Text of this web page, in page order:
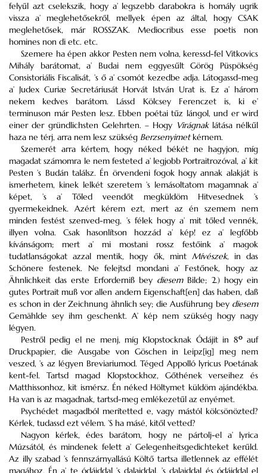
felyűl azt cselekszik, hogy a’ legszebb darabokra is homály ugrik
vissza a’ meglehetősekről, mellyek épen az által, hogy CSAK
meglehetősek, már ROSSZAK. Mediocribus esse poetis non
homines non di etc. etc.
Szemere ha épen akkor Pesten nem volna, keressd-fel Vitkovics
Mihály barátomat, a’ Budai nem eggyesűlt Görög Püspökség
Consistoriális Fiscalisát, ’s ő a’ csomót kezedbe adja. Látogassd-meg
a’ Judex Curiæ Secretáriusát Horvát István Urat is. Ez a’ három
nekem kedves barátom. Lássd Kölcsey Ferenczet is, ki e’
terminuson már Pesten lesz. Ebben poétai tűz lángol, und er wird
einer der gründlichsten Gelehrten. – Hogy Virágnaklátása nélkűl
haza ne térj, arra nem lesz szükség Berzsenyimetkérnem.
Szemerét arra kértem, hogy néked békét ne hagyjon, míg
magadat számomra le nem festeted a’ legjobb Portraitrozóval, a’ kit
Pesten ’s Budán találsz. Én örvendeni fogok hogy annak alakját is
ismerhetem, kinek lelkét szeretem ’s lemásoltatom magamnak a’
képet, ’s a’ Tőled veendőt megküldöm Hitvesednek ’s
gyermekeidnek. Azért kérem ezt, mert az én szemem nem
minden festést szenved-meg, ’s félek hogy a’ mit tőled vennék,
illyen volna. Csak hasonlítson hozzád a’ kép! ez a’ legfőbb
kívánságom; mert a’ mi mostani rossz festőink a’ magok
tudatlanságokat azzal mentik, hogy ők, mint Mívészek, in das
Schönere festenek. Ne felejtsd mondani a’ Festőnek, hogy az
Ähnlichkeit das erste Erforderniß bey diesemBilde; 2.) hogy ein
gutes Portrait muß vor allen andern Eigenschaft[en] das haben, daß
es schon in der Zeichnung ähnlich sey; die Ausführung bey diesem
Gemählde sey ihm geschenkt. A’ kép nem szükség hogy nagy
légyen.
Pestről pedig el ne menj, míg Klopstocknak Ódájit in 8oauf
Druckpapier, die Ausgabe von Göschen in Leipz[ig] meg nem
veszed, ’s az légyen Breviariumod. Téged Appolló lyricus Poetának
kent-fel. Tartsd magad Klopstockhoz, Gőthének verseihez és
Matthissonhoz, kit ismérsz. Én néked Höltymet küldöm ajándékba.
Ha van is az magadnak, tartsd-meg emlékezetűl az enyémet.
Psychédet magadból merítetted e, vagy mástól kölcsönözted?
Kérlek, tudassd ezt vélem. ’S ha másé, kitől vetted?
Nagyon kérlek, édes barátom, hogy ne pártolj-el a’ lyrica
Múzsától, és mindenek felett a’ Gelegenheitsgedichteket kerűld.
Az illy szabad ’s fennszárnyallású Költő tartsa illetlennek az effélét
magához. Én a’ te ódáiddal ’s dalaiddal, ’s dalaiddal és ódáiddal el